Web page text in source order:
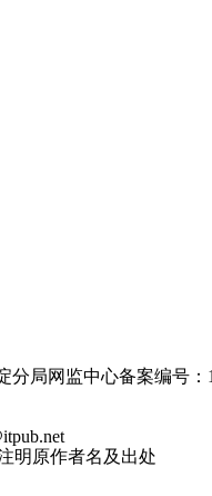
分局网监中心备案编号：
明原作者名及出处